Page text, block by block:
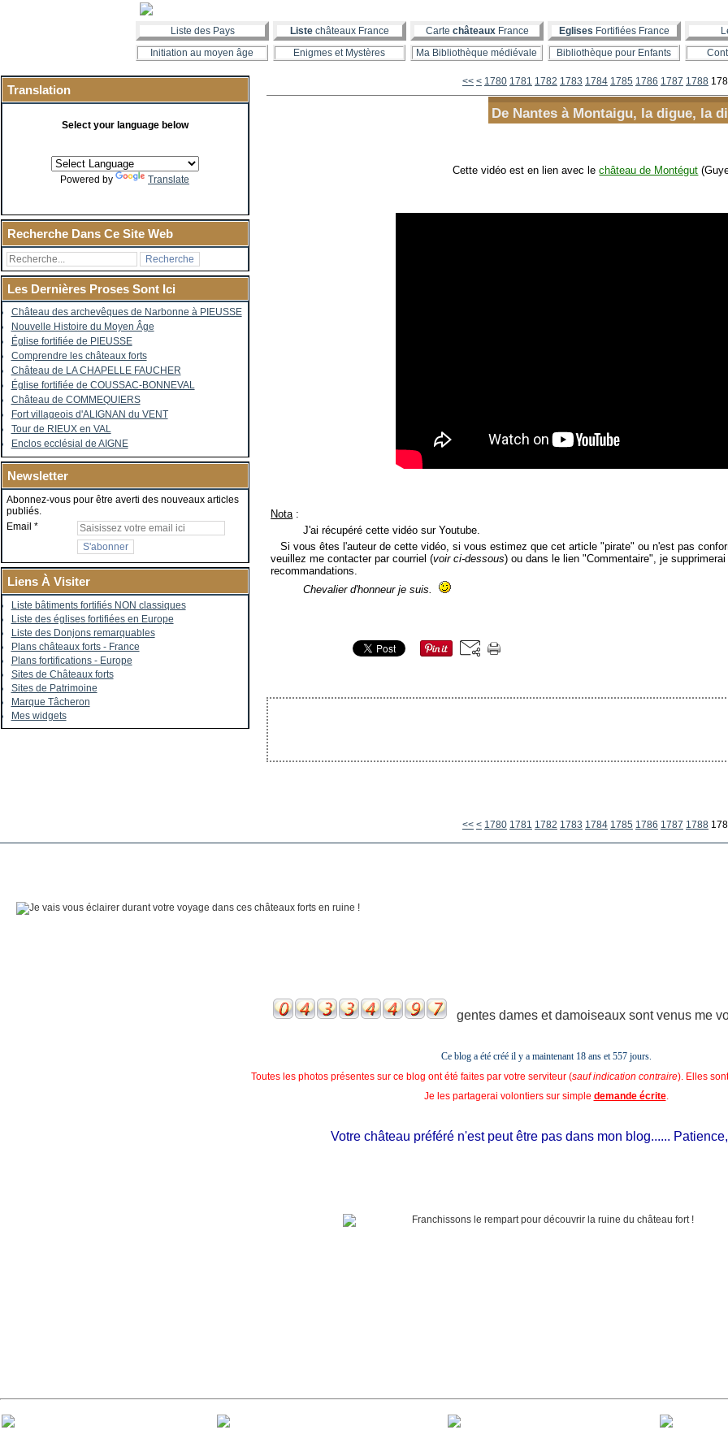
Liste des Pays Liste châteaux France Carte châteauxFrance Eglises Fortifiées France
Initiation au moyen âge
Enigmes et Mystères Ma Bibliothèque médiévale Bibliothèque pour Enfants
Translation
Select your language below
Powered by Translate
Recherche Dans Ce Site Web
Les Dernières Proses Sont Ici
Château des archevêques de Narbonne à PIEUSSE
Nouvelle Histoire du Moyen Âge
Église fortifiée de PIEUSSE
Comprendre les châteaux forts
Château de LA CHAPELLE FAUCHER
Église fortifiée de COUSSAC-BONNEVAL
Château de COMMEQUIERS
Fort villageois d'ALIGNAN du VENT
Tour de RIEUX en VAL
Enclos ecclésial de AIGNE
Newsletter
Abonnez-vous pour être averti des nouveaux articles
publiés.
Email
Liens À Visiter
Liste bâtiments fortifiés NON classiques
Liste des églises fortifiées en Europe
Liste des Donjons remarquables
Plans châteaux forts - France
Plans fortifications - Europe
Sites de Châteaux forts
Sites de Patrimoine
Marque Tâcheron
Mes widgets
<< < 1700
1710
1720
1730
1740
1750
1760
1770
1780 1781 1782 1783 1784 1785 1786 1787 1788
De Nantes à Montaigu, la digue, la
Cette vidéo est en lien avec lechâteau de Montégut
Nota :
J'ai récupéré cette vidéo sur Youtube.
Si vous êtes l'auteur de cette vidéo, si vous estimez que cet article "pirate" ou n'est pas
veuillez me contacter par courriel (voir ci-dessous) ou dans le lien "Commentaire", je
recommandations.
Chevalier d'honneur je suis.
<< < 1700
1710
1720
1730
1740
1750
1760
1770
1780 1781 1782 1783 1784 1785 1786 1787 1788
gentes dames et damoiseaux sont venus me
Ce blog a été créé il y a maintenant 18 ans et557 jours.
Toutes les photos présentes sur ce blog ont été faites par votre serviteur (sauf indication contraire). Elles
Je les partagerai volontiers sur simple demande écrite.
Votre château préféré n'est peut être pas dans mon blog......